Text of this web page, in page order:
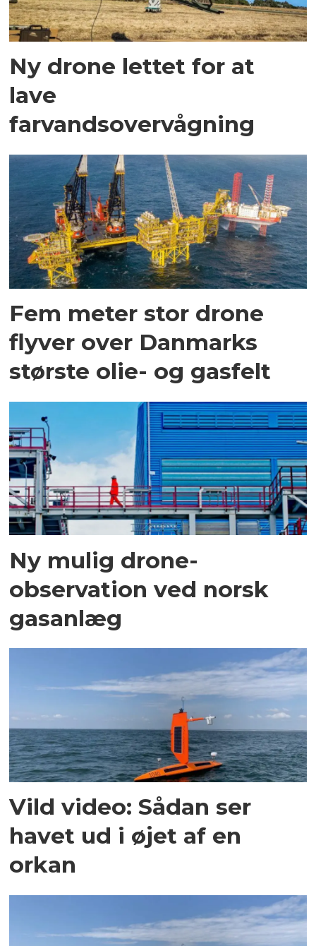
Ny drone lettet for at
lave
farvandsovervågning
Fem meter stor drone
flyver over Danmarks
største olie- og gasfelt
Ny mulig drone-
observation ved norsk
gasanlæg
Vild video: Sådan ser
havet ud i øjet af en
orkan